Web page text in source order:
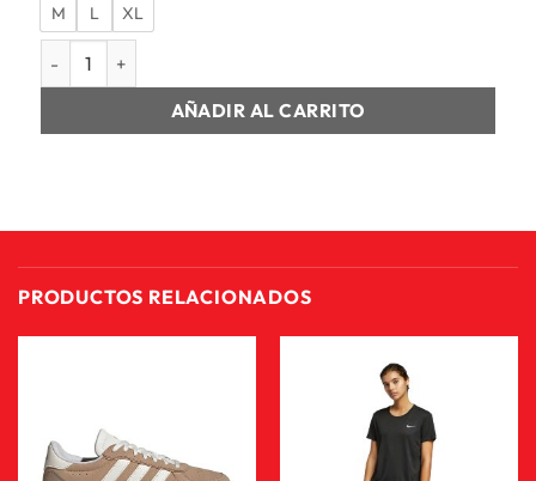
M L
XL
SHORT MUJER NB SLEEK HIGH RISE SPORT SHORT cantidad
AÑADIR AL CARRITO
PRODUCTOS RELACIONADOS